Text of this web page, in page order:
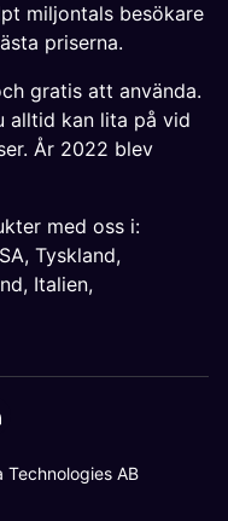
miljontals besökare
priserna.
gratis att använda.
alltid kan lita på vid
År 2022 blev
med oss i:
, Tyskland,
, Italien,
AB